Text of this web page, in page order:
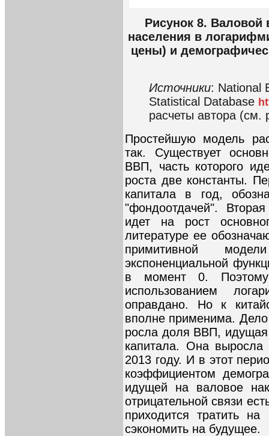
Рисунок 8. Валовой
населения в
цены) и
Источники: National
Statistical Database
расчеты автора (см.
Простейшую модель
так. Существует
ВВП, часть которого
роста две константы.
капитала в год,
"фондоотдачей".
идет на рост
литературе ее
примитивной
экспоненциальной
в момент 0.
использованием
оправдано. Но к
вполне применима. Дело
росла доля ВВП, идущая
капитала. Она
2013 году. И в этот
коэффициентом
идущей на валовое
отрицательной связи
приходится тратить
сэкономить на будущее.